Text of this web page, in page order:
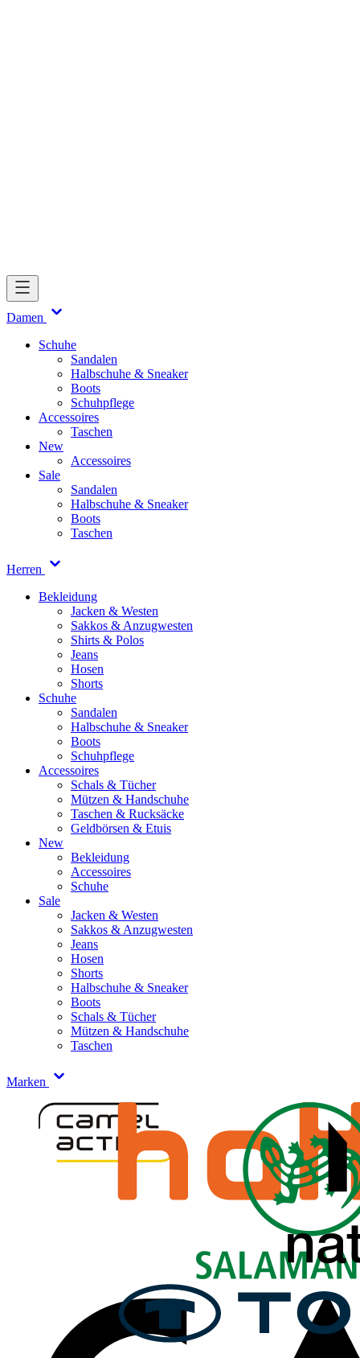
Damen
Schuhe
Sandalen
Halbschuhe & Sneaker
Boots
Schuhpflege
Accessoires
Taschen
New
Accessoires
Sale
Sandalen
Halbschuhe & Sneaker
Boots
Taschen
Herren
Bekleidung
Jacken & Westen
Sakkos & Anzugwesten
Shirts & Polos
Jeans
Hosen
Shorts
Schuhe
Sandalen
Halbschuhe & Sneaker
Boots
Schuhpflege
Accessoires
Schals & Tücher
Mützen & Handschuhe
Taschen & Rucksäcke
Geldbörsen & Etuis
New
Bekleidung
Accessoires
Schuhe
Sale
Jacken & Westen
Sakkos & Anzugwesten
Jeans
Hosen
Shorts
Halbschuhe & Sneaker
Boots
Schals & Tücher
Mützen & Handschuhe
Taschen
Marken